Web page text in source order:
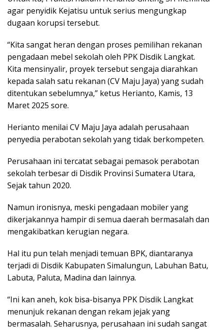
agar penyidik Kejatisu untuk serius mengungkap
dugaan korupsi tersebut.
“Kita sangat heran dengan proses pemilihan rekanan
pengadaan mebel sekolah oleh PPK Disdik Langkat.
Kita mensinyalir, proyek tersebut sengaja diarahkan
kepada salah satu rekanan (CV Maju Jaya) yang sudah
ditentukan sebelumnya,” ketus Herianto, Kamis, 13
Maret 2025 sore.
Herianto menilai CV Maju Jaya adalah perusahaan
penyedia perabotan sekolah yang tidak berkompeten.
Perusahaan ini tercatat sebagai pemasok perabotan
sekolah terbesar di Disdik Provinsi Sumatera Utara,
Sejak tahun 2020.
Namun ironisnya, meski pengadaan mobiler yang
dikerjakannya hampir di semua daerah bermasalah dan
mengakibatkan kerugian negara.
Hal itu pun telah menjadi temuan BPK, diantaranya
terjadi di Disdik Kabupaten Simalungun, Labuhan Batu,
Labuta, Paluta, Madina dan lainnya.
“Ini kan aneh, kok bisa-bisanya PPK Disdik Langkat
menunjuk rekanan dengan rekam jejak yang
bermasalah. Seharusnya, perusahaan ini sudah sangat